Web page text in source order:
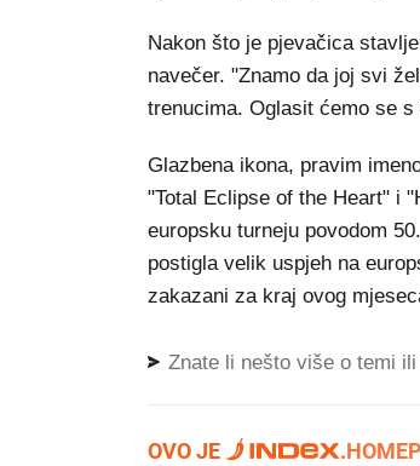
Nakon što je pjevačica
navečer. "Znamo da joj svi
trenucima. Oglasit ćemo se
Glazbena ikona, pravim
"Total Eclipse of the Heart" i
europsku turneju povodom
postigla velik uspjeh na
zakazani za kraj ovog
Znate li nešto više o temi
OVO JE .